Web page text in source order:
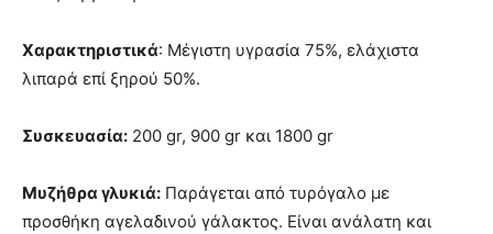
Χαρακτηριστικά: Μέγιστη υγρασία 75%, ελάχιστα
λιπαρά επί ξηρού 50%.
Συσκευασία: 200 gr, 900 gr και 1800 gr
Μυζήθρα γλυκιά: Παράγεται από τυρόγαλο με
προσθήκη αγελαδινού γάλακτος. Είναι ανάλατη και